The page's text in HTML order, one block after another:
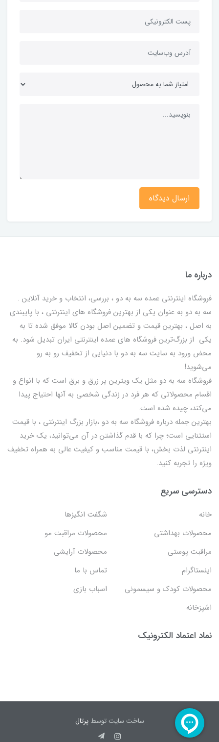
ارسال دیدگاه
درباره ما
فروشگاه اینترنتی عمده سه به دو ، بررسی، انتخاب و خرید آنلاین .
سه به دو به عنوان یکی از بهترين فروشگاه های اینترنتی ، با پایبندی
به اصل ، بهترين قيمت و تضمین اصل‌ بودن کالا موفق شده تا به
يكي از بزرگ‌ترين فروشگاه هاي عمده اینترنتی ایران تبدیل شود. به
محض ورود به سایت سه به دو با دنیایی از تخفيف رو به رو
می‌شوید!
فروشگاه سه به دو مثل یک ویترین پر زرق و برق است که با انواع و
اقسام محصولاتی که هر فرد در زندگی شخصی به آنها احتیاج پیدا
می‌کند، چیده شده است.
بهترين جمله درباره فروشگاه سه به دو ،بازار بزرگ اینترنتی ، با قيمت
استثنايي است؛ چرا که با قدم گذاشتن در آن می‌توانید، یک خرید
اینترنتی لذت بخش، با قیمت مناسب و کیفیت عالی به همراه تخفیف
ویژه را تجربه کنید.
دسترسی سریع
خانه
شگفت انگيزها
محصولات بهداشتي
محصولات مراقبت مو
مراقبت پوستی
محصولات آرایشی
اینستاگرام
تماس با ما
محصولات کودک و سیسمونی
اسباب بازی
اشپزخانه
نماد اعتماد الکترونیک
ساخت سایت توسطپرتال